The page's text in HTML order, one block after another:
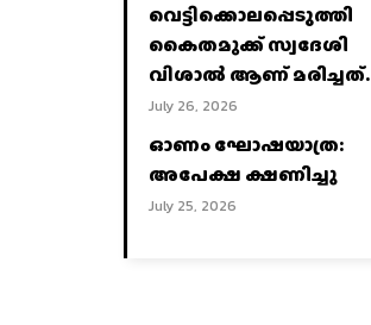
വെട്ടിക്കൊലപ്പെടുത്തി
കൈതമുക്ക് സ്വദേശി
വിശാല്‍ ആണ് മരിച്ചത്.
July 26, 2026
ഓണം ഘോഷയാത്ര:
അപേക്ഷ ക്ഷണിച്ചു
July 25, 2026